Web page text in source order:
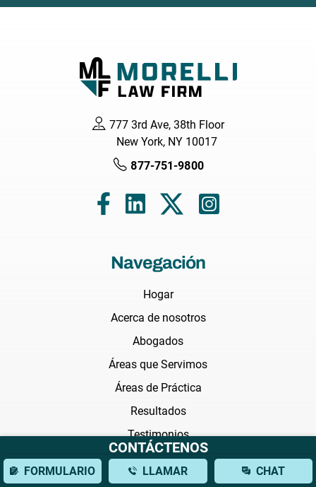
777 3rd Ave, 38th Floor
New York, NY 10017
877-751-9800
Navegación
Hogar
Acerca de nosotros
Abogados
Áreas que Servimos
Áreas de Práctica
Resultados
Testimonios
Preguntas Frecuentes
Noticias
CONTÁCTENOS
FORMULARIO LLAMAR CHAT